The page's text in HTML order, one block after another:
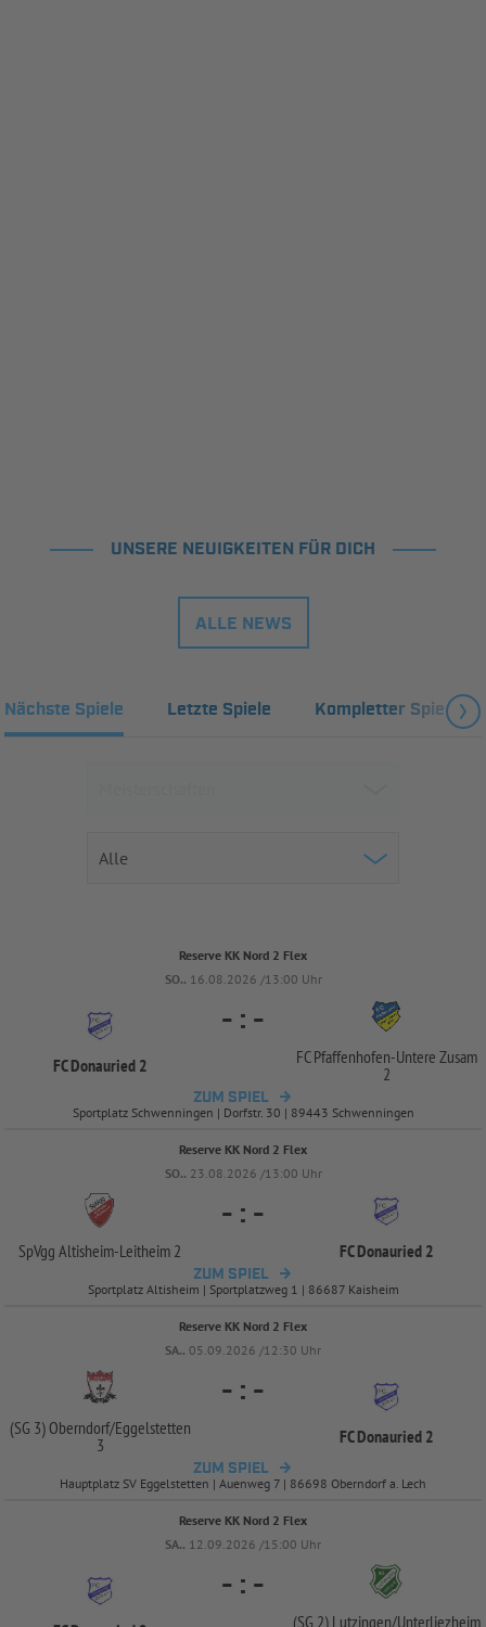
UNSERE NEUIGKEITEN FÜR DICH
ALLE NEWS
Nächste Spiele Letzte Spiele Kompletter Spielplan
Reserve KK Nord 2 Flex
SO.. 16.08.2026 /13:00 Uhr
FC Donauried 2
- : -
FC Pfaffenhofen-Untere Zusam
2
ZUM SPIEL
Sportplatz Schwenningen | Dorfstr. 30 | 89443 Schwenningen
Reserve KK Nord 2 Flex
SO.. 23.08.2026 /13:00 Uhr
SpVgg Altisheim-Leitheim 2
- : -
FC Donauried 2
ZUM SPIEL
Sportplatz Altisheim | Sportplatzweg 1 | 86687 Kaisheim
Reserve KK Nord 2 Flex
SA.. 05.09.2026 /12:30 Uhr
(SG 3) Oberndorf/Eggelstetten
3
- : -
FC Donauried 2
ZUM SPIEL
Hauptplatz SV Eggelstetten | Auenweg 7 | 86698 Oberndorf a. Lech
Reserve KK Nord 2 Flex
SA.. 12.09.2026 /15:00 Uhr
- : -
(SG 2) Lutzingen/Unterliezheim